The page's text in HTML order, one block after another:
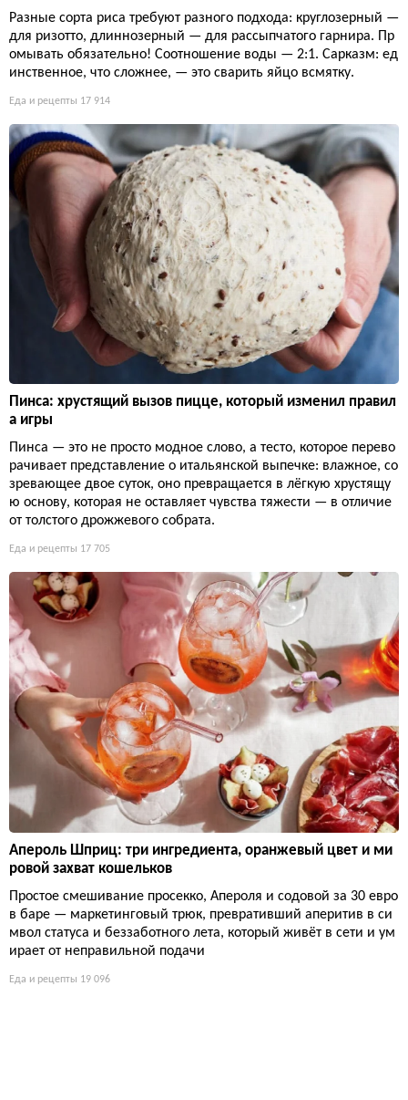
Разные сорта риса требуют разного подхода: круглозерный —
для ризотто, длиннозерный — для рассыпчатого гарнира. Пр
омывать обязательно! Соотношение воды — 2:1. Сарказм: ед
инственное, что сложнее, — это сварить яйцо всмятку.
Еда и рецепты 17 914
Пинса: хрустящий вызов пицце, который изменил правил
а игры
Пинса — это не просто модное слово, а тесто, которое перево
рачивает представление о итальянской выпечке: влажное, со
зревающее двое суток, оно превращается в лёгкую хрустящу
ю основу, которая не оставляет чувства тяжести — в отличие
от толстого дрожжевого собрата.
Еда и рецепты 17 705
Апероль Шприц: три ингредиента, оранжевый цвет и ми
ровой захват кошельков
Простое смешивание просекко, Апероля и содовой за 30 евро
в баре — маркетинговый трюк, превративший аперитив в си
мвол статуса и беззаботного лета, который живёт в сети и ум
ирает от неправильной подачи
Еда и рецепты 19 096